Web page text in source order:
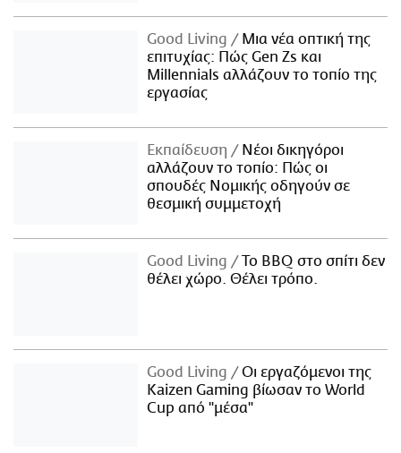
Good Living
Μια νέα οπτική της
επιτυχίας: Πώς Gen Zs και
Millennials αλλάζουν το τοπίο της
εργασίας
Εκπαίδευση
Νέοι δικηγόροι
αλλάζουν το τοπίο: Πώς οι
σπουδές Νομικής οδηγούν σε
θεσμική συμμετοχή
Good Living
Το BBQ στο σπίτι δεν
θέλει χώρο. Θέλει τρόπο.
Good Living
Οι εργαζόμενοι της
Kaizen Gaming βίωσαν το World
Cup από "μέσα"